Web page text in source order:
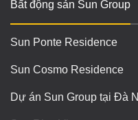
Bất động sản Sun Group
Sun Ponte Residence
Sun Cosmo Residence
Dự án Sun Group tại Đà